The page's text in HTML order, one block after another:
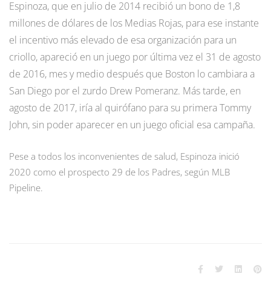
Espinoza, que en julio de 2014 recibió un bono de 1,8
millones de dólares de los Medias Rojas, para ese instante
el incentivo más elevado de esa organización para un
criollo, apareció en un juego por última vez el 31 de agosto
de 2016, mes y medio después que Boston lo cambiara a
San Diego por el zurdo Drew Pomeranz. Más tarde, en
agosto de 2017, iría al quirófano para su primera Tommy
John, sin poder aparecer en un juego oficial esa campaña.
Pese a todos los inconvenientes de salud, Espinoza inició
2020 como el prospecto 29 de los Padres, según MLB
Pipeline.